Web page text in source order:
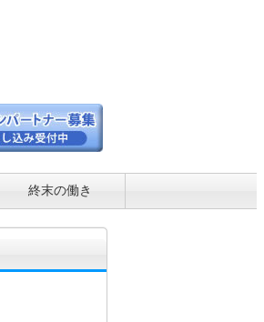
終末の働き